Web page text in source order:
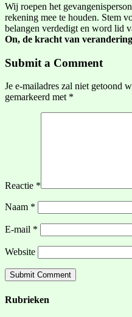
Wij roepen het
rekening mee te houden. Stem
belangen verdedigt en word lid
On, de kracht van
Submit a Comment
Je e-mailadres zal niet getoond
gemarkeerd met *
Reactie *
Naam *
E-mail *
Website
Rubrieken